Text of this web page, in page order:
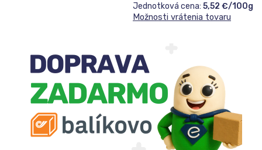
Jednotková cena: 5,52 €/100g
Možnosti vrátenia tovaru